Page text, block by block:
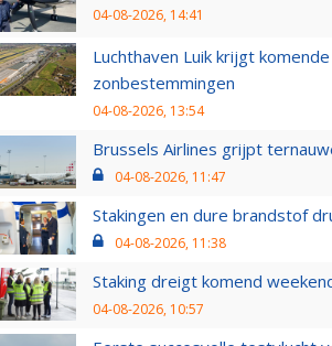
04-08-2026, 14:41
Luchthaven Luik krijgt
zonbestemmingen
04-08-2026, 13:54
Brussels Airlines grijpt
04-08-2026, 11:47
Stakingen en dure brandstof
04-08-2026, 11:38
Staking dreigt komend
04-08-2026, 10:57